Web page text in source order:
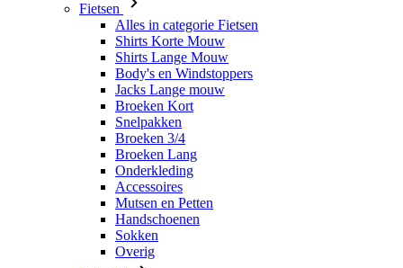
Fietsen
Alles in categorie Fietsen
Shirts Korte Mouw
Shirts Lange Mouw
Body's en Windstoppers
Jacks Lange mouw
Broeken Kort
Snelpakken
Broeken 3/4
Broeken Lang
Onderkleding
Accessoires
Mutsen en Petten
Handschoenen
Sokken
Overig